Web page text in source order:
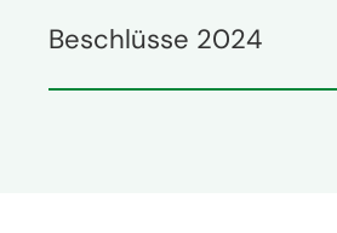
Beschlüsse 2024